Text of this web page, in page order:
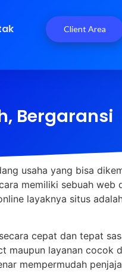
Client Area
Bergaransi
usaha yang bisa
memiliki sebuah web
layaknya situs
cepat dan tepat
maupun layanan cocok
mempermudah